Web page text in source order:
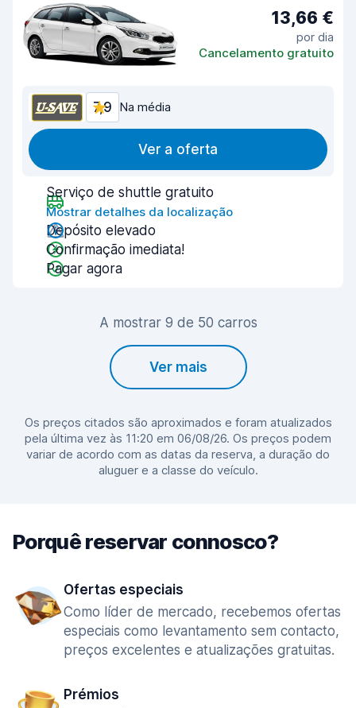
13,66 €
por dia
Cancelamento gratuito
7,9 Na média
Ver a oferta
Serviço de shuttle gratuito
Mostrar detalhes da localização
Depósito elevado
Confirmação imediata!
Pagar agora
A mostrar 9 de 50 carros
Ver mais
Os preços citados são aproximados e foram atualizados
pela última vez às 11:20 em 06/08/26. Os preços podem
variar de acordo com as datas da reserva, a duração do
aluguer e a classe do veículo.
Porquê reservar connosco?
Ofertas especiais
Como líder de mercado, recebemos ofertas
especiais como levantamento sem contacto,
preços excelentes e atualizações gratuitas.
Prémios